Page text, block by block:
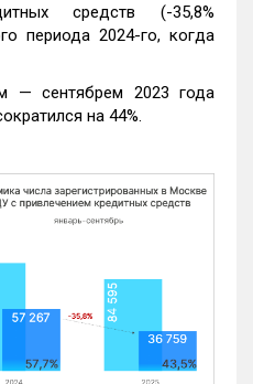
средств (-35,8%
периода 2024-го, когда
— сентябрем 2023 года
на 44%.